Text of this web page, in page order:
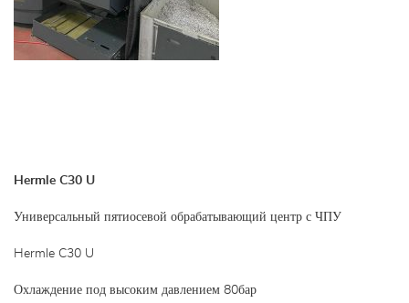
Hermle C30 U
Универсальный пятиосевой обрабатывающий центр с ЧПУ
Hermle C30 U
Охлаждение под высоким давлением 80бар